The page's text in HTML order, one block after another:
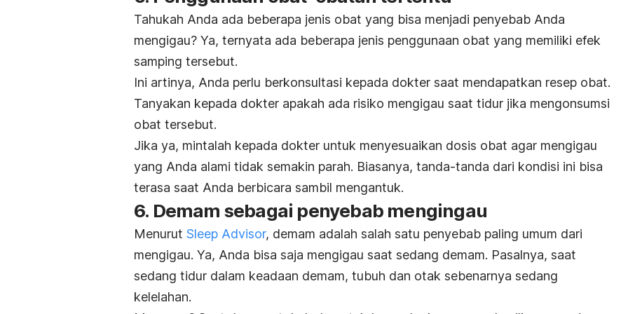
Tahukah Anda ada beberapa jenis obat yang bisa menjadi penyebab Anda
mengigau? Ya, ternyata ada beberapa jenis penggunaan obat yang memiliki efek
samping tersebut.
Ini artinya, Anda perlu berkonsultasi kepada dokter saat mendapatkan resep obat.
Tanyakan kepada dokter apakah ada risiko mengigau saat tidur jika mengonsumsi
obat tersebut.
Jika ya, mintalah kepada dokter untuk menyesuaikan dosis obat agar mengigau
yang Anda alami tidak semakin parah. Biasanya, tanda-tanda dari kondisi ini bisa
terasa saat Anda berbicara sambil mengantuk.
6. Demam sebagai penyebab mengingau
Menurut Sleep Advisor, demam adalah salah satu penyebab paling umum dari
mengigau. Ya, Anda bisa saja mengigau saat sedang demam. Pasalnya, saat
sedang tidur dalam keadaan demam, tubuh dan otak sebenarnya sedang
kelelahan.